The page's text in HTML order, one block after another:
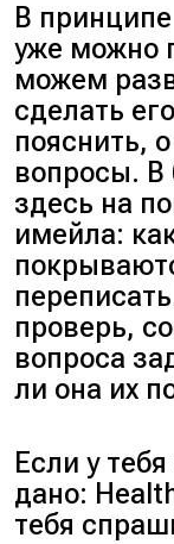
В
уже можно
можем
сделать
пояснить,
вопросы. В
здесь на
имейла:
проверь,
вопроса
ли она их
Если у
дано:
тебя